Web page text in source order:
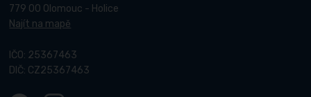
779 00 Olomouc - Holice
Najít na mapě
IČO: 25367463
DIČ: CZ25367463